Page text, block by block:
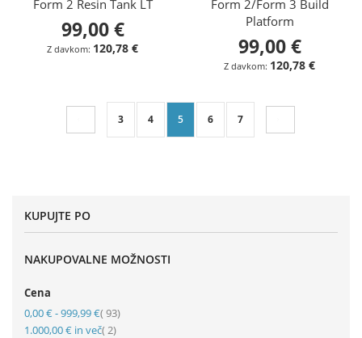
Form 2 Resin Tank LT
99,00 €
120,78 €
Form 2/Form 3 Build
Platform
99,00 €
120,78 €
Stran
PrejšnjaStran
3 Stran
4 Trenutno berete stran
5 Stran
6 Stran
7
KUPUJTE PO
NAKUPOVALNE MOŽNOSTI
Cena
0,00 €-999,99 € 93element
1.000,00 € in več 2element